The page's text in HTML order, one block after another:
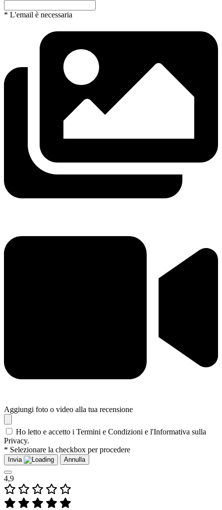
* L'email è necessaria
Aggiungi foto o video alla tua recensione
Ho letto e accetto i Termini e Condizioni e l'Informativa sulla
Privacy.
* Selezionare la checkbox per procedere
Invia Annulla
4,9